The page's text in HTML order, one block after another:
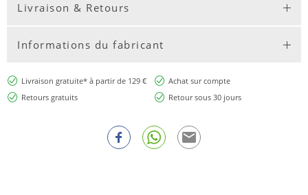
Livraison & Retours
Informations du fabricant
Livraison gratuite* à partir de 129 €
Achat sur compte
Retours gratuits
Retour sous 30 jours